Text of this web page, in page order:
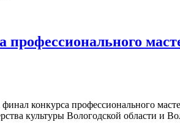
профессионального
конкурса профессионального
культуры Вологодской области и